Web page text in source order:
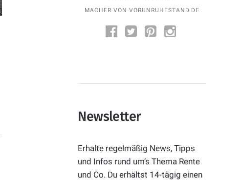
MACHER VON VORUNRUHESTAND.DE
Newsletter
Erhalte regelmäßig News, Tipps
und Infos rund um’s Thema Rente
und Co. Du erhältst 14-tägig einen